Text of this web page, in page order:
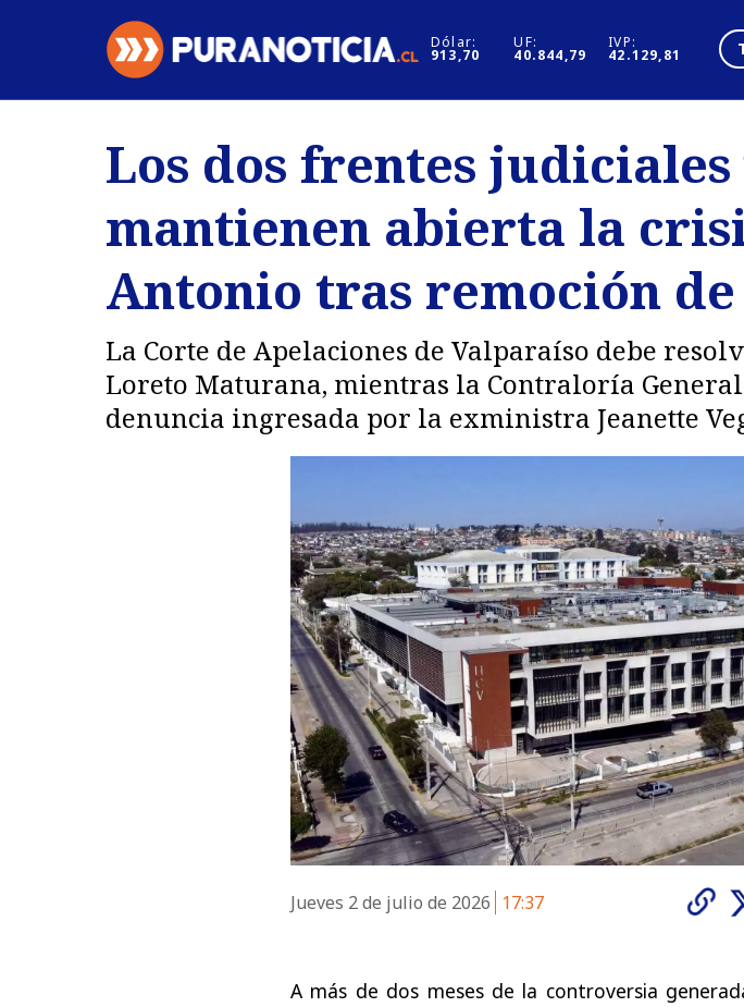
Dólar:
913,70
UF:
40.844,79
IVP:
42.129,81
Regiones
Deportes
Internacional
Motores
Negocios
Pura Mujer
Los dos frentes
mantienen abierta la
Antonio tras remoción
La Corte de Apelaciones de Valparaíso debe
Loreto Maturana, mientras la Contraloría
denuncia ingresada por la exministra Jeanette
Jueves 2 de julio de 2026 17:37
A más de dos meses de la controversia